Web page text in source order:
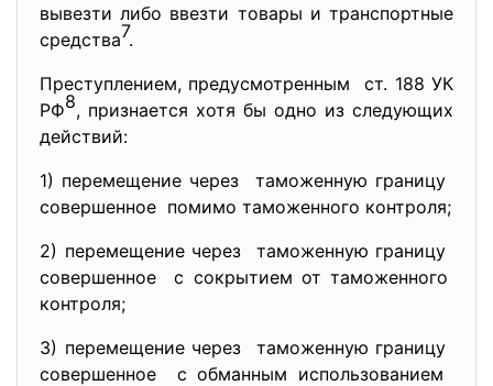
вывезти либо ввезти товары и транспортные
средства7.
Преступлением, предусмотренным ст. 188 УК
РФ8, признается хотя бы одно из следующих
действий:
1) перемещение через таможенную границу
совершенное помимо таможенного контроля;
2) перемещение через таможенную границу
совершенное с сокрытием от таможенного
контроля;
3) перемещение через таможенную границу
совершенное с обманным использованием